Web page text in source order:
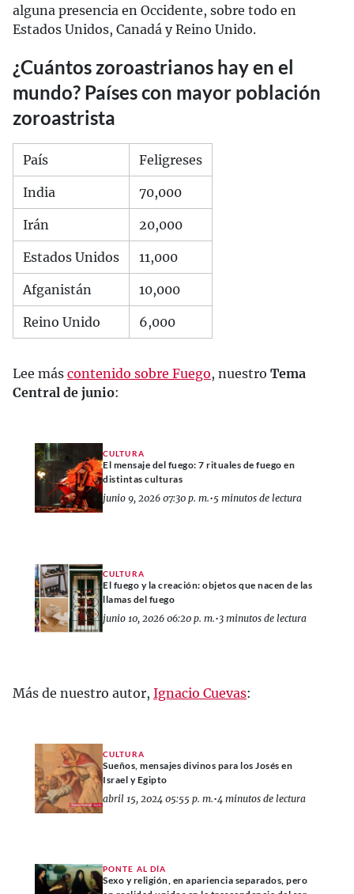
alguna presencia en Occidente, sobre todo en
Estados Unidos, Canadá y Reino Unido.
¿Cuántos zoroastrianos hay en el
mundo? Países con mayor población
zoroastrista
País Feligreses
India 70,000
Irán 20,000
Estados Unidos 11,000
Afganistán 10,000
Reino Unido 6,000
Lee más contenido sobre Fuego, nuestro Tema
Central de junio:
CULTURA
El mensaje del fuego: 7 rituales de fuego en
distintas culturas
junio 9, 2026 07:30 p. m.•5 minutos de lectura
CULTURA
El fuego y la creación: objetos que nacen de las
llamas del fuego
junio 10, 2026 06:20 p. m.•3 minutos de lectura
Más de nuestro autor, Ignacio Cuevas:
CULTURA
Sueños, mensajes divinos para los Josés en
Israel y Egipto
abril 15, 2024 05:55 p. m.•4 minutos de lectura
PONTE AL DÍA
Sexo y religión, en apariencia separados, pero